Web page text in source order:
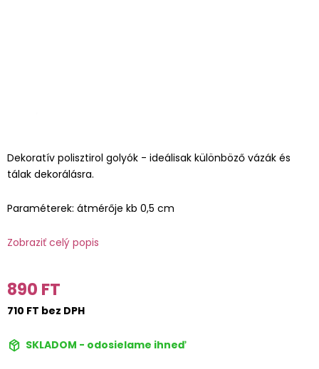
Dekoratív polisztirol golyók - ideálisak különböző vázák és
tálak dekorálásra.
Paraméterek: átmérője kb 0,5 cm
Zobraziť celý popis
890 FT
710 FT bez DPH
SKLADOM - odosielame ihneď